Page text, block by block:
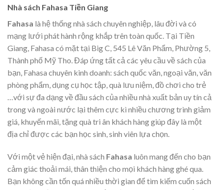
Nhà sách Fahasa Tiền Giang
Fahasa là hệ thống nhà sách chuyên nghiệp, lâu đời và có
mạng lưới phát hành rộng khắp trên toàn quốc. Tại Tiền
Giang, Fahasa có mặt tại Big C, 545 Lê Văn Phẩm, Phường 5,
Thành phố Mỹ Tho. Đáp ứng tất cả các yêu cầu về sách của
bạn, Fahasa chuyên kinh doanh: sách quốc văn, ngoại văn, văn
phòng phẩm, dụng cụ học tập, quà lưu niệm, đồ chơi cho trẻ
…với sự đa dạng về đầu sách của nhiều nhà xuất bản uy tín cả
trong và ngoài nước lại thêm cực kì nhiều chương trình giảm
giá, khuyến mãi, tặng quà tri ân khách hàng giúp đây là một
địa chỉ được các bạn học sinh, sinh viên lựa chọn.
Với một vẻ hiện đại, nhà sách Fahasa luôn mang đến cho bạn
cảm giác thoải mái, thân thiện cho mọi khách hàng ghé qua.
Bạn không cần tốn quá nhiều thời gian để tìm kiếm cuốn sách